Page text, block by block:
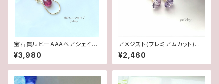
宝石質ルビーAAAペアシェイプ
✽淡水パール14kgfデザインピ
アス/イヤリング
¥3,980
アメジスト(プレミアムカット)＊
ガーネット♪アメリカンピアス
¥2,460